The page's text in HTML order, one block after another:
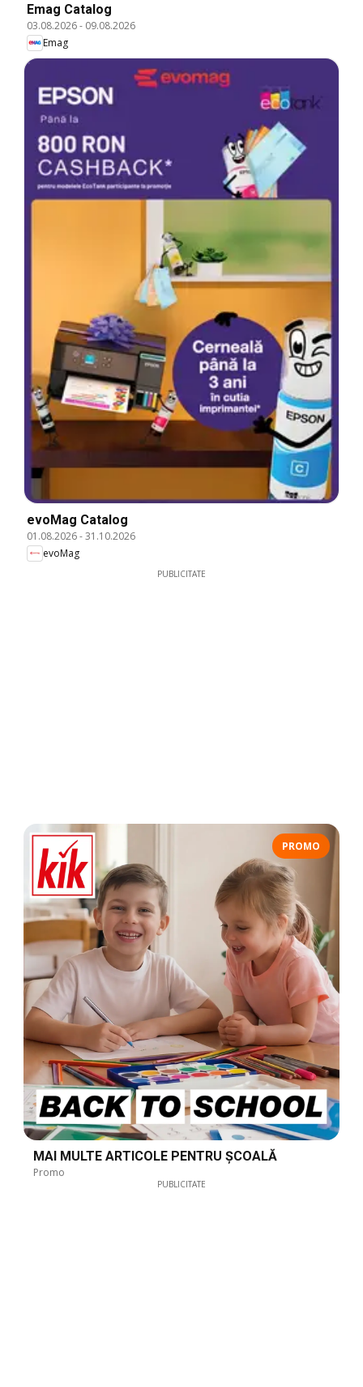
Emag Catalog
03.08.2026- 09.08.2026
Emag
evoMag Catalog
01.08.2026-31.10.2026
evoMag
PUBLICITATE
PROMO
MAI MULTE ARTICOLE PENTRU ȘCOALĂ
Promo
PUBLICITATE